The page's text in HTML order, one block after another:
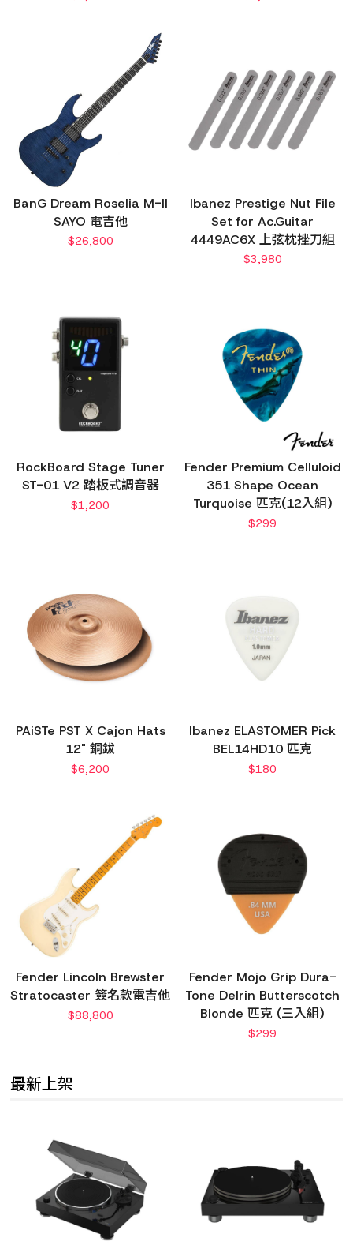
BanG Dream Roselia M-II
SAYO 電吉他
$26,800
Ibanez Prestige Nut File
Set for Ac.Guitar
4449AC6X 上弦枕挫刀組
$3,980
RockBoard Stage Tuner
ST-01 V2 踏板式調音器
$1,200
Fender Premium Celluloid
351 Shape Ocean
Turquoise 匹克(12入組)
$299
PAiSTe PST X Cajon Hats
12" 銅鈸
$6,200
Ibanez ELASTOMER Pick
BEL14HD10 匹克
$180
Fender Lincoln Brewster
Stratocaster 簽名款電吉他
$88,800
Fender Mojo Grip Dura-
Tone Delrin Butterscotch
Blonde 匹克 (三入組)
$299
最新上架